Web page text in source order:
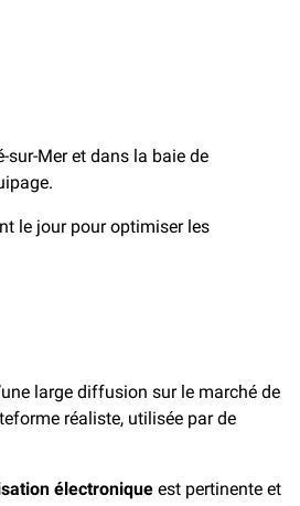
sur-Mer et dans la baie de
le jour pour optimiser les
large diffusion sur le marché de
réaliste, utilisée par de
électronique est pertinente et